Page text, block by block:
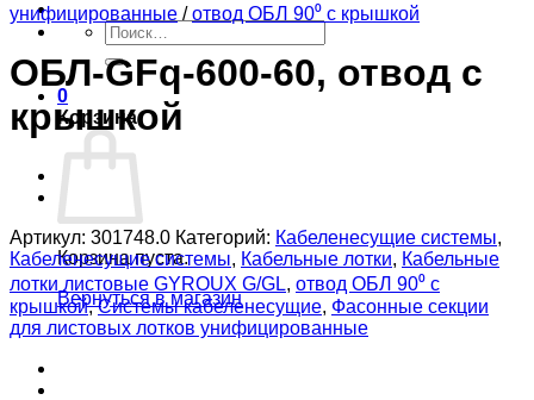
Искать:
0
Корзина
Корзина пуста.
Вернуться в магазин
унифицированные / отвод ОБЛ 90⁰ с крышкой
ОБЛ-GFq-600-60, отвод с
крышкой
Артикул: 301748.0 Категорий: Кабеленесущие системы,
Кабеленесущие системы, Кабельные лотки, Кабельные
лотки листовые GYROUX G/GL, отвод ОБЛ 90⁰ с
крышкой,Системы кабеленесущие, Фасонные секции
для листовых лотков унифицированные